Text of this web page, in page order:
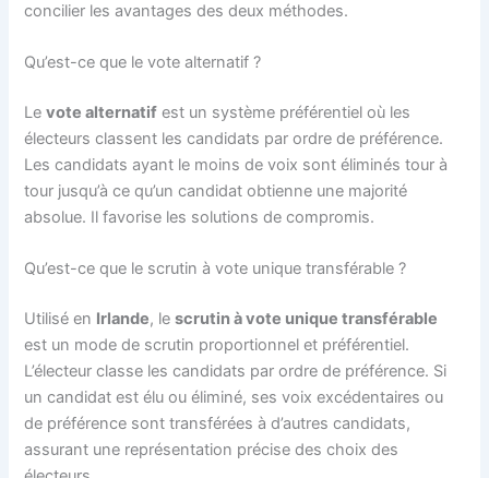
concilier les avantages des deux méthodes.
Qu’est-ce que le vote alternatif ?
Levote alternatif est un système préférentiel où les
électeurs classent les candidats par ordre de préférence.
Les candidats ayant le moins de voix sont éliminés tour à
tour jusqu’à ce qu’un candidat obtienne une majorité
absolue. Il favorise les solutions de compromis.
Qu’est-ce que le scrutin à vote unique transférable ?
Utilisé en Irlande, lescrutin à vote unique transférable
est un mode de scrutin proportionnel et préférentiel.
L’électeur classe les candidats par ordre de préférence. Si
un candidat est élu ou éliminé, ses voix excédentaires ou
de préférence sont transférées à d’autres candidats,
assurant une représentation précise des choix des